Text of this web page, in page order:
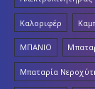
Καλοριφέρ
ΜΠΑΝΙΟ
Μπαταρία